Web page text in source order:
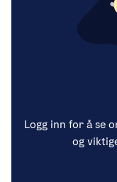
Logg inn for å se
og